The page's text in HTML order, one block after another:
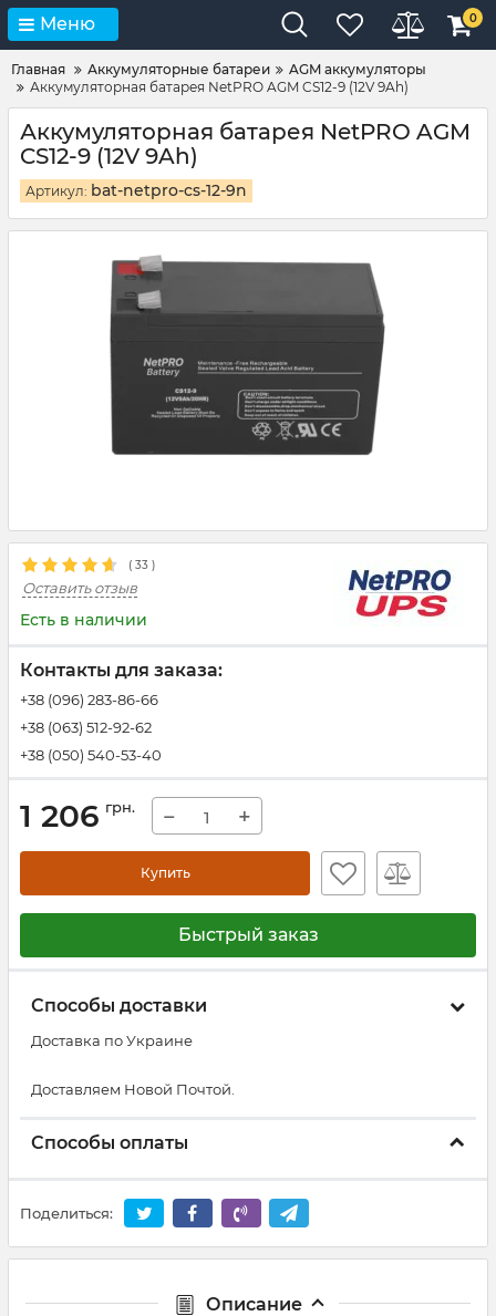
Меню 0
Главная Аккумуляторные батареи
AGM аккумуляторы
Аккумуляторная батарея NetPRO AGM CS12-9 (12V 9Ah)
Аккумуляторная батарея NetPRO AGM
CS12-9 (12V 9Ah)
Артикул: bat-netpro-cs-12-9n
( 33 )
Оставить отзыв
Есть в наличии
Контакты для заказа:
+38 (096) 283-86-66
+38 (063) 512-92-62
+38 (050) 540-53-40
1 206 грн. − +
Купить
Быстрый заказ
Способы доставки
Доставка по Украине
Доставляем Новой Почтой.
Способы оплаты
Поделиться:
Описание